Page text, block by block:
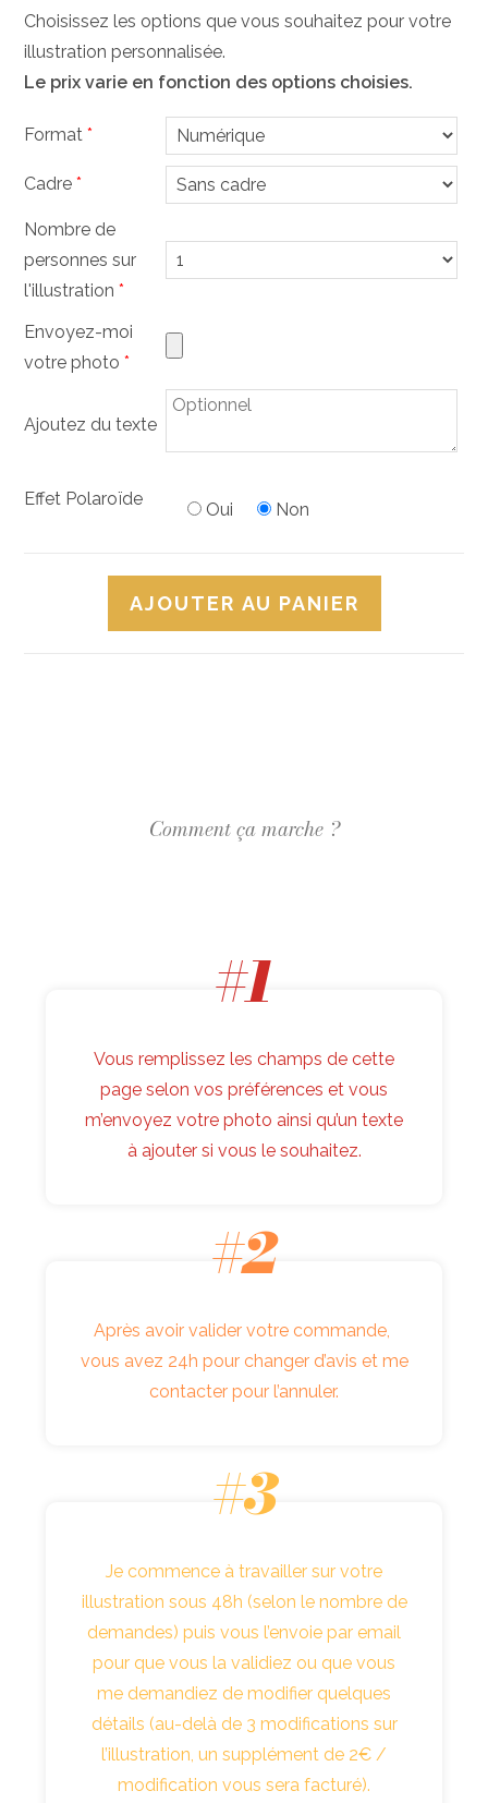
Choisissez les options que vous souhaitez pour votre
illustration personnalisée.
Le prix varie en fonction des options choisies.
Format*
Cadre*
Nombre de
personnes sur
l'illustration*
Envoyez-moi
votre photo*
Ajoutez du texte
Effet Polaroïde
Oui Non
AJOUTER AU PANIER
Comment ça marche ?
#1
Vous remplissez les champs de cette
page selon vos préférences et vous
m’envoyez votre photo ainsi qu’un texte
à ajouter si vous le souhaitez.
#2
Après avoir valider votre commande,
vous avez 24h pour changer d’avis et me
contacter pour l’annuler.
#3
Je commence à travailler sur votre
illustration sous 48h (selon le nombre de
demandes) puis vous l’envoie par email
pour que vous la validiez ou que vous
me demandiez de modifier quelques
détails (au-delà de 3 modifications sur
l’illustration, un supplément de 2€ /
modification vous sera facturé).